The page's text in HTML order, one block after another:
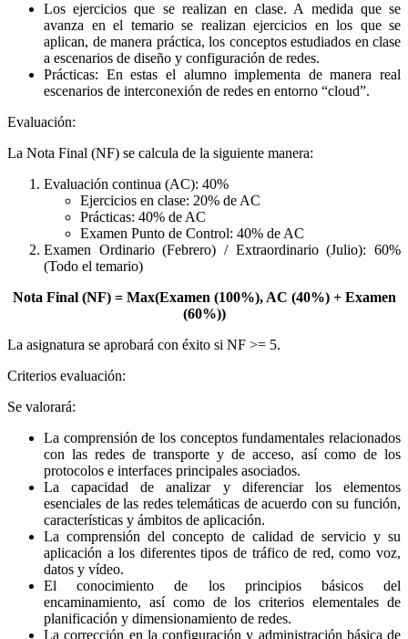
Los ejercicios que se realizan en clase. A medida que se
avanza en el temario se realizan ejercicios en los que se
aplican, de manera práctica, los conceptos estudiados en clase
a escenarios de diseño y configuración de redes.
Prácticas: En estas el alumno implementa de manera real
escenarios de interconexión de redes en entorno “cloud”.
Evaluación:
La Nota Final (NF) se calcula de la siguiente manera:
Evaluación continua (AC): 40%
Ejercicios en clase: 20% de AC
Prácticas: 40% de AC
Examen Punto de Control: 40% de AC
Examen Ordinario (Febrero) / Extraordinario (Julio): 60%
(Todo el temario)
Nota Final (NF) = Max(Examen (100%), AC (40%) + Examen
(60%))
La asignatura se aprobará con éxito si NF >= 5.
Criterios evaluación:
Se valorará:
La comprensión de los conceptos fundamentales relacionados
con las redes de transporte y de acceso, así como de los
protocolos e interfaces principales asociados.
La capacidad de analizar y diferenciar los elementos
esenciales de las redes telemáticas de acuerdo con su función,
características y ámbitos de aplicación.
La comprensión del concepto de calidad de servicio y su
aplicación a los diferentes tipos de tráfico de red, como voz,
datos y vídeo.
El conocimiento de los principios básicos del
encaminamiento, así como de los criterios elementales de
planificación y dimensionamiento de redes.
La corrección en la configuración y administración básica de